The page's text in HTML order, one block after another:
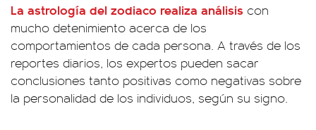
La astrología del zodiaco realiza análisis con
mucho detenimiento acerca de los
comportamientos de cada persona. A través de los
reportes diarios, los expertos pueden sacar
conclusiones tanto positivas como negativas sobre
la personalidad de los individuos, según su signo.